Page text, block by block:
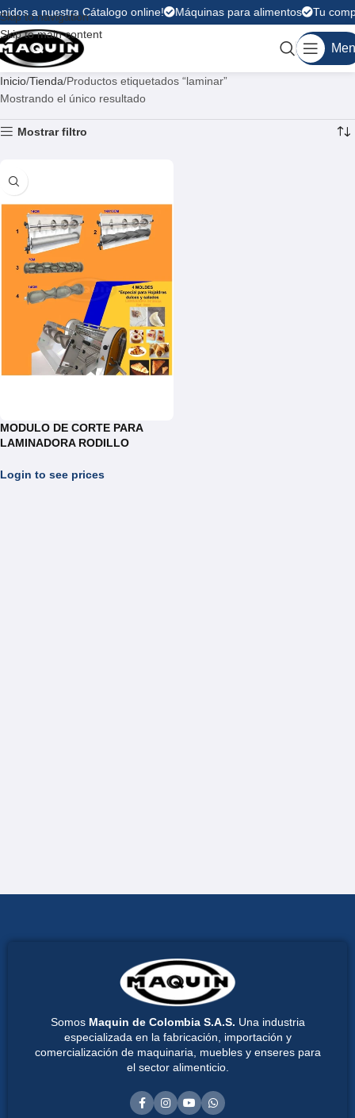
Skip to navigation
Skip to main content
a nuestra Cátalogo online! Máquinas para alimentos Tu
Inicio Tienda Productos etiquetados “laminar”
Mostrando el único resultado
Mostrar filtro
MODULO DE CORTE PARA
LAMINADORA RODILLO
(TORTILLAS,AREPAS)
Login to see prices
Somos Maquin de Colombia S.A.S. Una industria
especializada en la fabricación, importación y
comercialización de maquinaria, muebles y enseres para
el sector alimenticio.